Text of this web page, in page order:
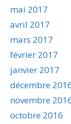
mai 2017
avril 2017
mars 2017
février 2017
janvier 2017
décembre
novembre
octobre 2016